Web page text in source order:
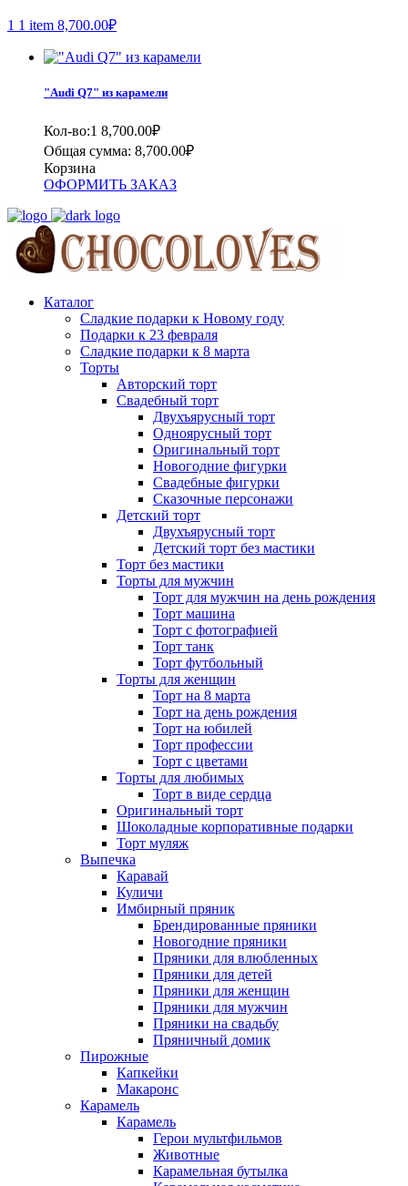
1 1 item 8,700.00₽
"Audi Q7" из карамели
Кол-во:1 8,700.00₽
Общая сумма: 8,700.00₽
Корзина
ОФОРМИТЬ ЗАКАЗ
Каталог
Сладкие подарки к Новому году
Подарки к 23 февраля
Сладкие подарки к 8 марта
Торты
Авторский торт
Свадебный торт
Двухъярусный торт
Одноярусный торт
Оригинальный торт
Новогодние фигурки
Свадебные фигурки
Сказочные персонажи
Детский торт
Двухъярусный торт
Детский торт без мастики
Торт без мастики
Торты для мужчин
Торт для мужчин на день рождения
Торт машина
Торт с фотографией
Торт танк
Торт футбольный
Торты для женщин
Торт на 8 марта
Торт на день рождения
Торт на юбилей
Торт профессии
Торт с цветами
Торты для любимых
Торт в виде сердца
Оригинальный торт
Шоколадные корпоративные подарки
Торт муляж
Выпечка
Каравай
Куличи
Имбирный пряник
Брендированные пряники
Новогодние пряники
Пряники для влюбленных
Пряники для детей
Пряники для женщин
Пряники для мужчин
Пряники на свадьбу
Пряничный домик
Пирожные
Капкейки
Макаронс
Карамель
Карамель
Герои мультфильмов
Животные
Карамельная бутылка